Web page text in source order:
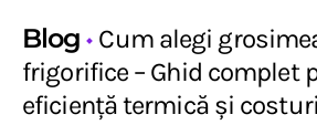
Blog
Cum alegi
frigorifice – Ghid complet
eficiență termică și